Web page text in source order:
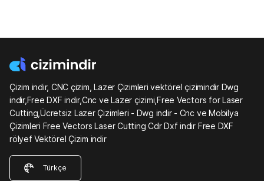
Çizim indir, CNC çizim, Lazer Çizimleri vektörel çizimindir Dwg
indir,Free DXF indir,Cnc ve Lazer çizimi,Free Vectors for Laser
Cutting,Ücretsiz Lazer Çizimleri - Dwg indir - Cnc ve Mobilya
Çizimleri Free Vectors Laser Cutting Cdr Dxf indir Free DXF
rölyef Vektörel Çizim indir
Türkçe